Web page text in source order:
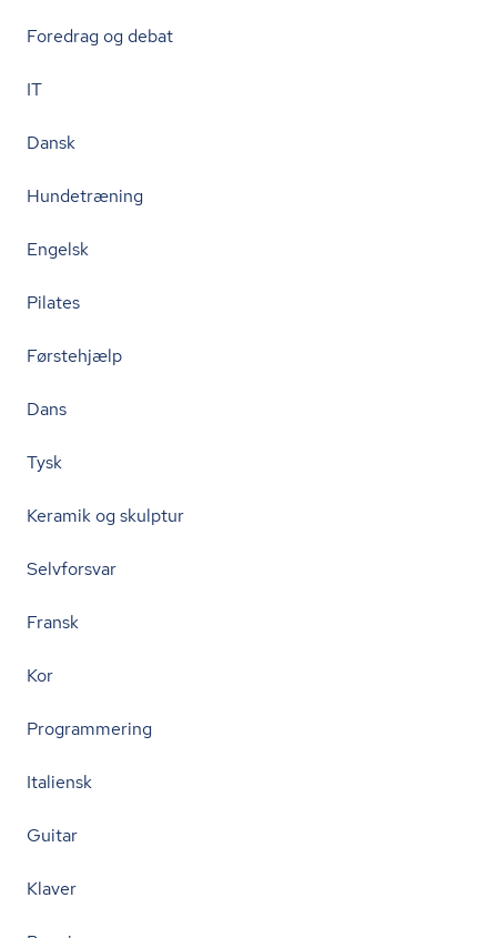
Foredrag og debat
IT
Dansk
Hundetræning
Engelsk
Pilates
Førstehjælp
Dans
Tysk
Keramik og skulptur
Selvforsvar
Fransk
Kor
Programmering
Italiensk
Guitar
Klaver